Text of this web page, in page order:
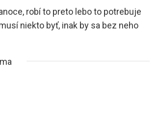
robí to preto lebo to potrebuje
niekto byť, inak by sa bez neho